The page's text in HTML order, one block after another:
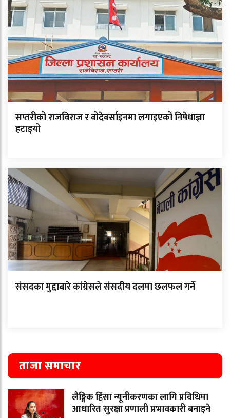
सप्तरीको राजविराज र बोदेबर्साइनमा लगाइएको निषेधाज्ञा
हटाइयो
संसदका मुद्दाबारे कांग्रेसले संसदीय दलमा छलफल गर्ने
ताजा समाचार
लैङ्गिक हिंसा न्यूनीकरणका लागि प्रविधिमा
आधारित सुरक्षा प्रणाली प्रभावकारी बनाइने